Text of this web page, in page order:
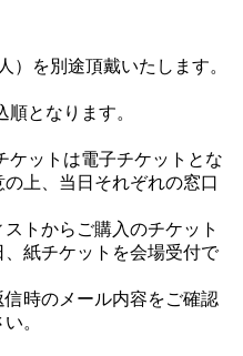
）を別途頂戴いたします。
順となります。
ケットは電子チケットとな
上、当日それぞれの窓口
トからご購入のチケット
紙チケットを会場受付で
時のメール内容をご確認
。